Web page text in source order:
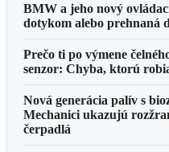
BMW a jeho nový
dotykom alebo prehnaná
Prečo ti po výmene
senzor: Chyba, ktorú
Nová generácia palív s
Mechanici ukazujú
čerpadlá